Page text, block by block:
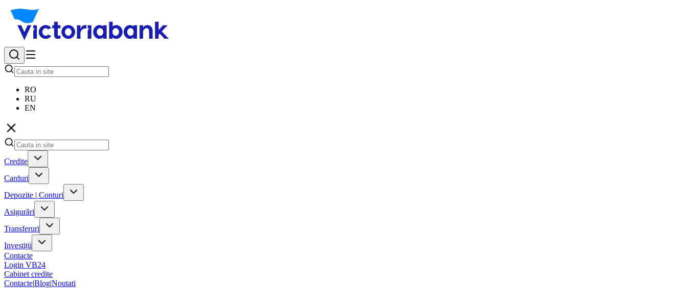
RO
RU
EN
Credite
Carduri
Depozite | Conturi
Asigurări
Transferuri
Investiții
Contacte
Login VB24
Cabinet credite
Contacte|Blog|Noutati